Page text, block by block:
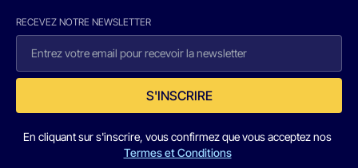
RECEVEZ NOTRE NEWSLETTER
S'INSCRIRE
En cliquant sur s'inscrire, vous confirmez que vous acceptez nos
Termes et Conditions